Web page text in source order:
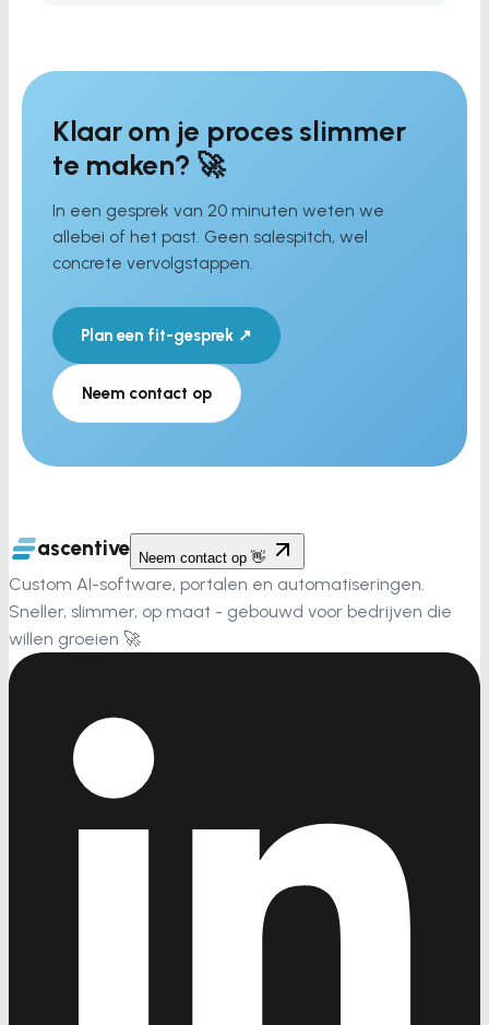
Klaar om je proces slimmer
te maken? 🚀
In een gesprek van 20 minuten weten we
allebei of het past. Geen salespitch, wel
concrete vervolgstappen.
Plan een fit-gesprek ↗
Neem contact op
ascentive Neem contact op 👋
Custom AI-software, portalen en automatiseringen.
Sneller, slimmer, op maat - gebouwd voor bedrijven die
willen groeien 🚀